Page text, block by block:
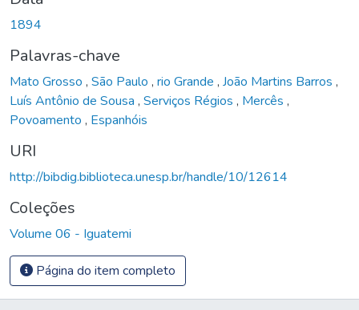
1894
Palavras-chave
Mato Grosso , São Paulo , rio Grande , João Martins Barros ,
Luís Antônio de Sousa , Serviços Régios , Mercês ,
Povoamento , Espanhóis
URI
http://bibdig.biblioteca.unesp.br/handle/10/12614
Coleções
Volume 06 - Iguatemi
Página do item completo